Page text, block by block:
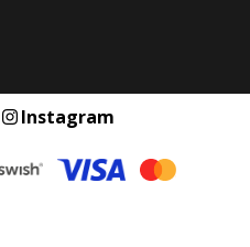
Instagram